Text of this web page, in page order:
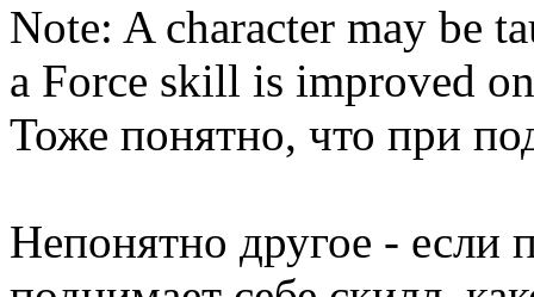
Note: A character may be
a Force skill is improved
Тоже понятно, что при
Непонятно другое - если